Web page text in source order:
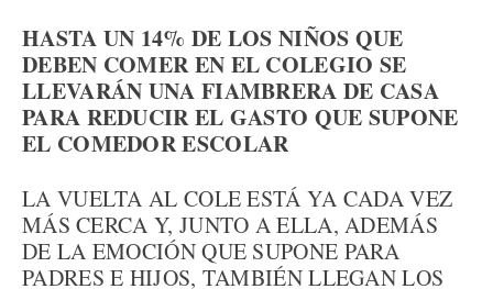
HASTA UN 14% DE LOS NIÑOS QUE
DEBEN COMER EN EL COLEGIO SE
LLEVARÁN UNA FIAMBRERA DE CASA
PARA REDUCIR EL GASTO QUE SUPONE
EL COMEDOR ESCOLAR
LA VUELTA AL COLE ESTÁ YA CADA VEZ
MÁS CERCA Y, JUNTO A ELLA, ADEMÁS
DE LA EMOCIÓN QUE SUPONE PARA
PADRES E HIJOS, TAMBIÉN LLEGAN LOS